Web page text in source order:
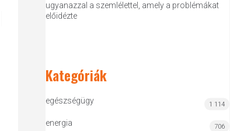
ugyanazzal a szemlélettel, amely a problémákat
előidézte
Kategóriák
egészségügy 1 114
energia 706